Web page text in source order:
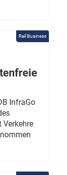
Rail Business
InfraGo